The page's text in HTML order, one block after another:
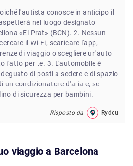
l'autista conosce in anticipo il
nel luogo designato
«El Prat» (BCN). 2. Nessun
il Wi-Fi, scaricare l'app,
di viaggio o scegliere un'auto
fatto per te. 3. L'automobile è
di posti a sedere e di spazio
un condizionatore d'aria e, se
di sicurezza per bambini.
Risposto da Rydeu
viaggio a Barcelona